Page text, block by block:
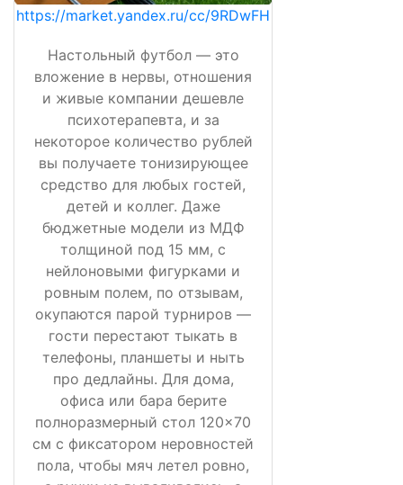
https://market.yandex.ru/cc/9RDwFH
Настольный футбол — это
вложение в нервы, отношения
и живые компании дешевле
психотерапевта, и за
некоторое количество рублей
вы получаете тонизирующее
средство для любых гостей,
детей и коллег. Даже
бюджетные модели из МДФ
толщиной под 15 мм, с
нейлоновыми фигурками и
ровным полем, по отзывам,
окупаются парой турниров —
гости перестают тыкать в
телефоны, планшеты и ныть
про дедлайны. Для дома,
офиса или бара берите
полноразмерный стол 120×70
см с фиксатором неровностей
пола, чтобы мяч летел ровно,